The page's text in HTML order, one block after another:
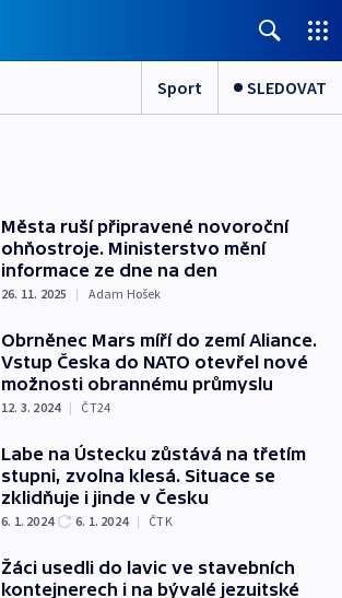
Sport SLEDOVAT
Města ruší připravené novoroční
ohňostroje. Ministerstvo mění
informace ze dne na den
26. 11. 2025 | Adam Hošek
Obrněnec Mars míří do zemí Aliance.
Vstup Česka do NATO otevřel nové
možnosti obrannému průmyslu
12. 3. 2024 | ČT24
Labe na Ústecku zůstává na třetím
stupni, zvolna klesá. Situace se
zklidňuje i jinde v Česku
6. 1. 2024 6. 1. 2024 | ČTK
Žáci usedli do lavic ve stavebních
kontejnerech i na bývalé jezuitské